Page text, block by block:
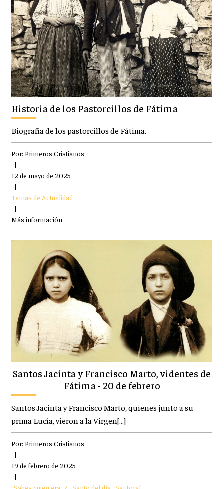
Historia de los Pastorcillos de Fátima
Biografía de los pastorcillos de Fátima.
Por: Primeros Cristianos
|
12 de mayo de 2025
|
Temas de Actualidad
|
Más información
Santos Jacinta y Francisco Marto, videntes de
Fátima - 20 de febrero
Santos Jacinta y Francisco Marto, quienes junto a su
prima Lucía, vieron a la Virgen[…]
Por: Primeros Cristianos
|
19 de febrero de 2025
|